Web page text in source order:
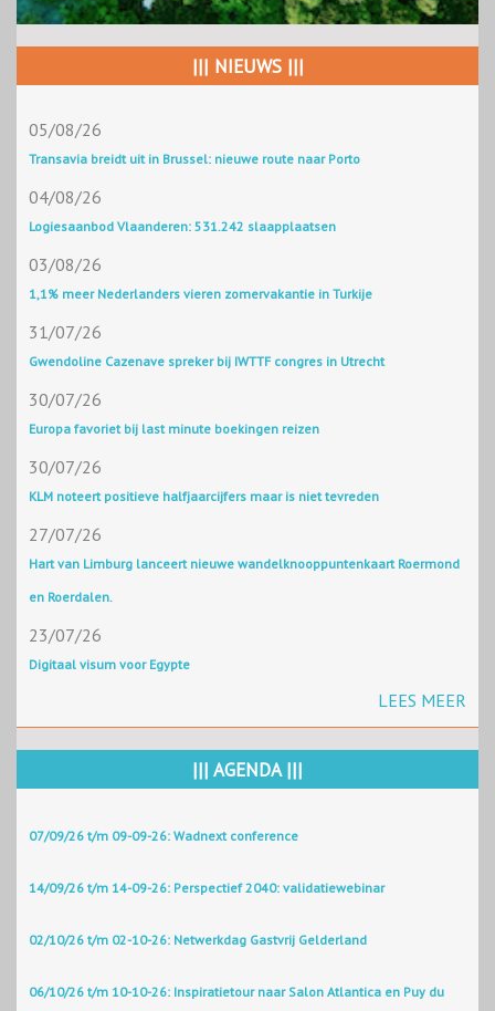
||| NIEUWS |||
05/08/26
Transavia breidt uit in Brussel: nieuwe route naar Porto
04/08/26
Logiesaanbod Vlaanderen: 531.242 slaapplaatsen
03/08/26
1,1% meer Nederlanders vieren zomervakantie in Turkije
31/07/26
Gwendoline Cazenave spreker bij IWTTF congres in Utrecht
30/07/26
Europa favoriet bij last minute boekingen reizen
30/07/26
KLM noteert positieve halfjaarcijfers maar is niet tevreden
27/07/26
Hart van Limburg lanceert nieuwe wandelknooppuntenkaart Roermond
en Roerdalen.
23/07/26
Digitaal visum voor Egypte
LEES MEER
||| AGENDA |||
07/09/26 t/m 09-09-26: Wadnext conference
14/09/26 t/m 14-09-26: Perspectief 2040: validatiewebinar
02/10/26 t/m 02-10-26: Netwerkdag Gastvrij Gelderland
06/10/26 t/m 10-10-26: Inspiratietour naar Salon Atlantica en Puy du